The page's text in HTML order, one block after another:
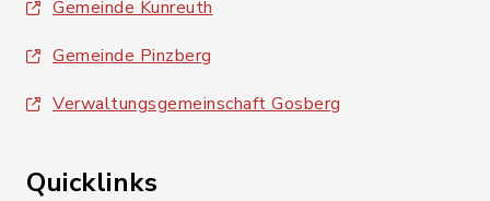
Gemeinde Kunreuth
Gemeinde Pinzberg
Verwaltungsgemeinschaft Gosberg
Quicklinks